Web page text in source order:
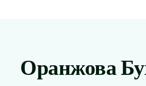
Оранжова